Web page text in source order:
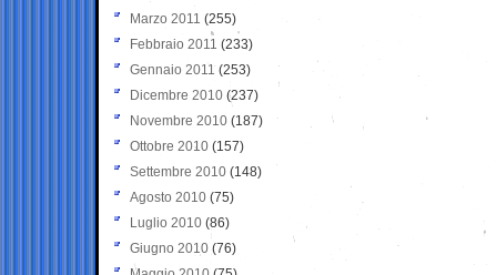
Marzo 2011 (255)
Febbraio 2011 (233)
Gennaio 2011 (253)
Dicembre 2010 (237)
Novembre 2010 (187)
Ottobre 2010 (157)
Settembre 2010 (148)
Agosto 2010 (75)
Luglio 2010 (86)
Giugno 2010 (76)